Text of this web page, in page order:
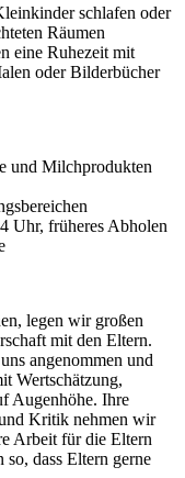
schlafen oder
Räumen
eine Ruhezeit mit
oder Bilderbücher
und Milchprodukten
Uhr, früheres Abholen
legen wir großen
mit den Eltern.
angenommen und
Wertschätzung,
Augenhöhe. Ihre
Kritik nehmen wir
Arbeit für die Eltern
dass Eltern gerne